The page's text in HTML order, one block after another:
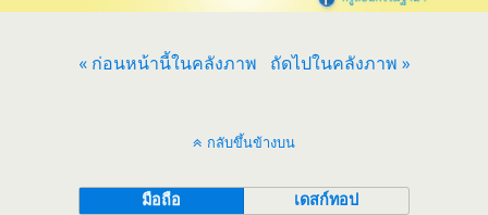
« ก่อนหน้านี้ในคลังภาพ ถัดไปในคลังภาพ »
กลับขึ้นข้างบน
มือถือ เดสก์ทอป